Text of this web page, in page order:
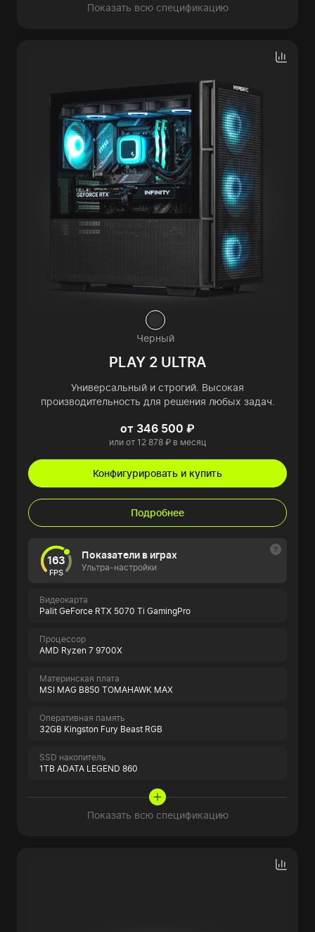
Показать всю спецификацию
Черный
PLAY 2 ULTRA
Универсальный и строгий. Высокая
производительность для решения любых задач.
от 346 500 ₽
или от 12 878 ₽ в месяц
Конфигурировать и купить
Подробнее
163
FPS
Показатели в играх
Ультра-настройки
Видеокарта
Palit GeForce RTX 5070 Ti GamingPro
Процессор
AMD Ryzen 7 9700X
Материнская плата
MSI MAG B850 TOMAHAWK MAX
Оперативная память
32GB Kingston Fury Beast RGB
SSD накопитель
1TB ADATA LEGEND 860
Показать всю спецификацию